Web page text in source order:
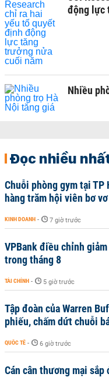
động lực
Nhiều
Đọc nhiều
Chuỗi phòng gym tại TP
hàng trăm hội viên bơ vơ
KINH DOANH - 7 giờ trước
VPBank điều chỉnh
trong tháng 8
TÀI CHÍNH - 5 giờ trước
Tập đoàn của Warren
phiếu, chấm dứt chuỗi
QUỐC TẾ - 6 giờ trước
Cán cân thương mại sắp